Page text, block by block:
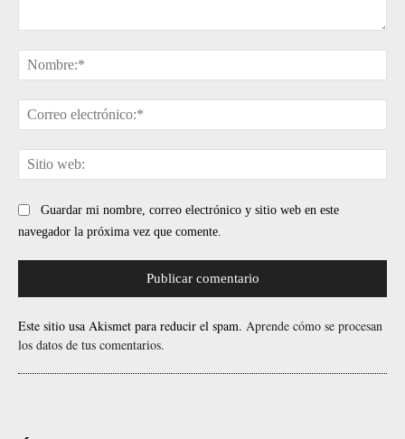
Guardar mi nombre, correo electrónico y sitio web en este
navegador la próxima vez que comente.
Este sitio usa Akismet para reducir el spam. Aprende cómo se procesan
los datos de tus comentarios.